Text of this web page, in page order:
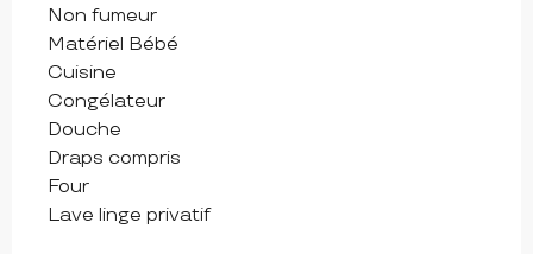
Non fumeur
Matériel Bébé
Cuisine
Congélateur
Douche
Draps compris
Four
Lave linge privatif